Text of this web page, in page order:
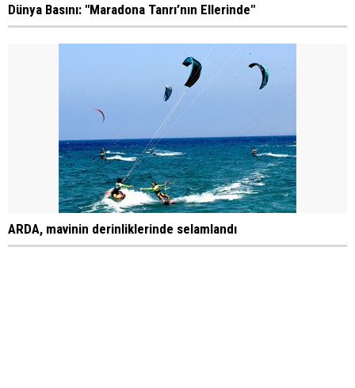
Dünya Basını: "Maradona Tanrı’nın Ellerinde"
ARDA, mavinin derinliklerinde selamlandı